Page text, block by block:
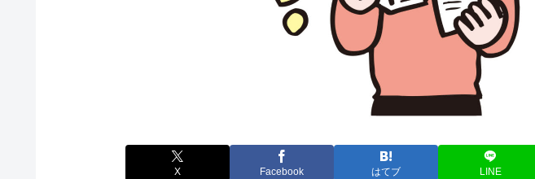
X Facebook はてブ LINE